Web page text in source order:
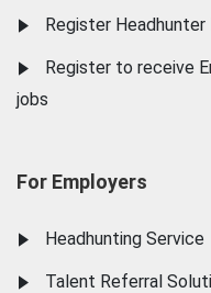
Register
Register to receive
jobs
For Employers
Headhunting Service
Talent Referral